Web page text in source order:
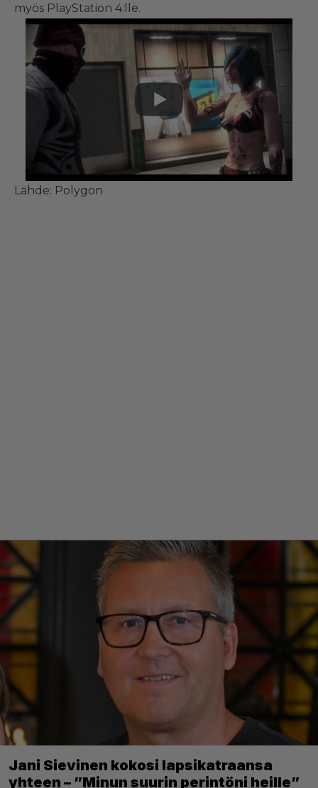
myös PlayStation 4:lle.
Lähde: Polygon
Jani Sievinen kokosi lapsikatraansa
yhteen – ”Minun suurin perintöni heille”